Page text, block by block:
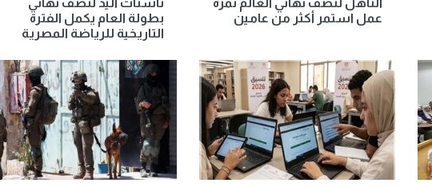
التأهل لنصف نهائي العالم ثمرة
عمل استمر أكثر من عامين
ناشئات اليد لنصف نهائي
بطولة العام يكمل الفترة
التاريخية للرياضة المصرية